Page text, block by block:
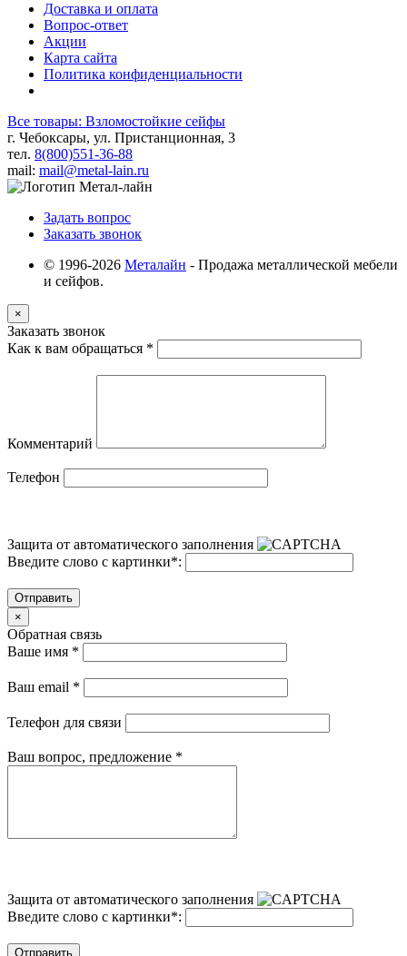
Доставка и оплата
Вопрос-ответ
Акции
Карта сайта
Политика конфиденциальности
Все товары: Взломостойкие сейфы
г. Чебоксары, ул. Пристанционная, 3
тел. 8(800)551-36-88
mail: mail@metal-lain.ru
Задать вопрос
Заказать звонок
© 1996-2026 Металайн - Продажа металлической мебели
и сейфов.
×
Заказать звонок
Как к вам обращаться *
Комментарий
Телефон
Защита от автоматического заполнения
Введите слово с картинки*:
Отправить
×
Обратная связь
Ваше имя *
Ваш email *
Телефон для связи
Ваш вопрос, предложение *
Защита от автоматического заполнения
Введите слово с картинки*:
Отправить